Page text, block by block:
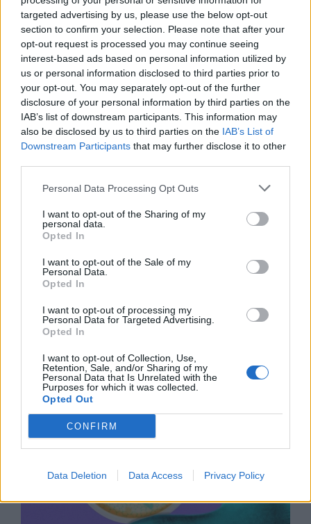
targeted advertising by us, please use the below opt-out
section to confirm your selection. Please note that after your
opt-out request is processed you may continue seeing
interest-based ads based on personal information utilized by
us or personal information disclosed to third parties prior to
your opt-out. You may separately opt-out of the further
disclosure of your personal information by third parties on the
IAB’s list of downstream participants. This information may
also be disclosed by us to third parties on the IAB’s List of
Downstream Participants that may further disclose it to other
Personal Data Processing Opt Outs
I want to opt-out of the Sharing of my
personal data.
Opted In
I want to opt-out of the Sale of my
Personal Data.
Opted In
I want to opt-out of processing my
Personal Data for Targeted Advertising.
Opted In
I want to opt-out of Collection, Use,
Retention, Sale, and/or Sharing of my
Personal Data that Is Unrelated with the
Purposes for which it was collected.
Opted Out
CONFIRM
Data Deletion Data Access Privacy Policy
Русия започна да внася петролни
продукти от Южна Корея.
07.08.2026 / 17:05
Древен храм на почти 900 години
откриха под кафене за сладолед в
Полша
07.08.2026 / 16:00